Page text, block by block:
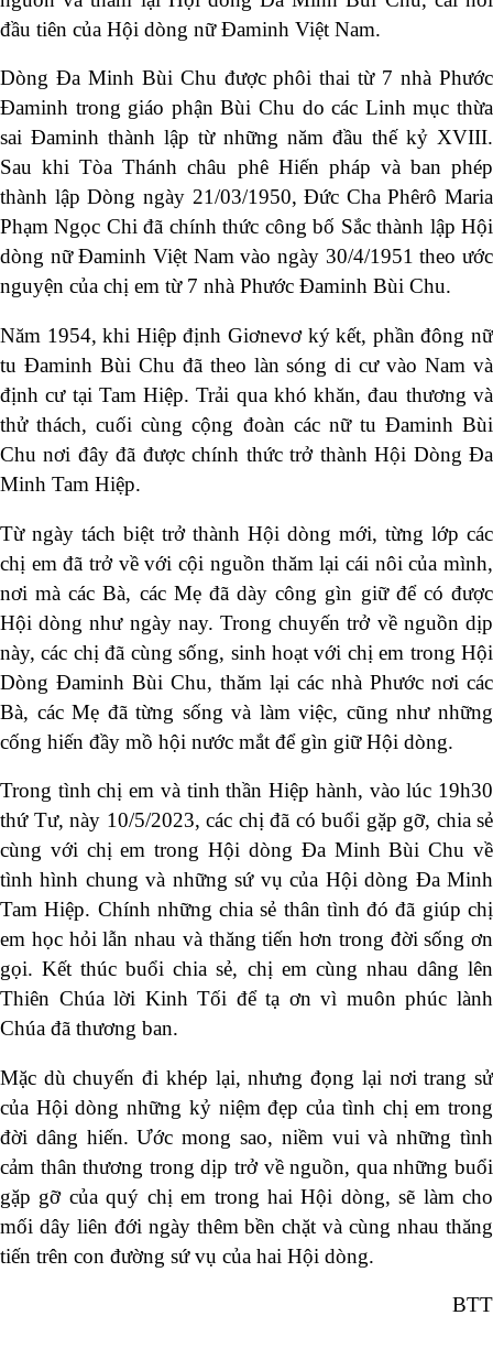
đầu tiên của Hội dòng nữ Đaminh Việt Nam.
Dòng Đa Minh Bùi Chu được phôi thai từ 7 nhà Phước
Đaminh trong giáo phận Bùi Chu do các Linh mục thừa
sai Đaminh thành lập từ những năm đầu thế kỷ XVIII.
Sau khi Tòa Thánh châu phê Hiến pháp và ban phép
thành lập Dòng ngày 21/03/1950, Đức Cha Phêrô Maria
Phạm Ngọc Chi đã chính thức công bố Sắc thành lập Hội
dòng nữ Đaminh Việt Nam vào ngày 30/4/1951 theo ước
nguyện của chị em từ 7 nhà Phước Đaminh Bùi Chu.
Năm 1954, khi Hiệp định Giơnevơ ký kết, phần đông nữ
tu Đaminh Bùi Chu đã theo làn sóng di cư vào Nam và
định cư tại Tam Hiệp. Trải qua khó khăn, đau thương và
thử thách, cuối cùng cộng đoàn các nữ tu Đaminh Bùi
Chu nơi đây đã được chính thức trở thành Hội Dòng Đa
Minh Tam Hiệp.
Từ ngày tách biệt trở thành Hội dòng mới, từng lớp các
chị em đã trở về với cội nguồn thăm lại cái nôi của mình,
nơi mà các Bà, các Mẹ đã dày công gìn giữ để có được
Hội dòng như ngày nay. Trong chuyến trở về nguồn dịp
này, các chị đã cùng sống, sinh hoạt với chị em trong Hội
Dòng Đaminh Bùi Chu, thăm lại các nhà Phước nơi các
Bà, các Mẹ đã từng sống và làm việc, cũng như những
cống hiến đầy mồ hội nước mắt để gìn giữ Hội dòng.
Trong tình chị em và tinh thần Hiệp hành, vào lúc 19h30
thứ Tư, này 10/5/2023, các chị đã có buổi gặp gỡ, chia sẻ
cùng với chị em trong Hội dòng Đa Minh Bùi Chu về
tình hình chung và những sứ vụ của Hội dòng Đa Minh
Tam Hiệp. Chính những chia sẻ thân tình đó đã giúp chị
em học hỏi lẫn nhau và thăng tiến hơn trong đời sống ơn
gọi. Kết thúc buổi chia sẻ, chị em cùng nhau dâng lên
Thiên Chúa lời Kinh Tối để tạ ơn vì muôn phúc lành
Chúa đã thương ban.
Mặc dù chuyến đi khép lại, nhưng đọng lại nơi trang sử
của Hội dòng những kỷ niệm đẹp của tình chị em trong
đời dâng hiến. Ước mong sao, niềm vui và những tình
cảm thân thương trong dịp trở về nguồn, qua những buổi
gặp gỡ của quý chị em trong hai Hội dòng, sẽ làm cho
mối dây liên đới ngày thêm bền chặt và cùng nhau thăng
tiến trên con đường sứ vụ của hai Hội dòng.
BTT